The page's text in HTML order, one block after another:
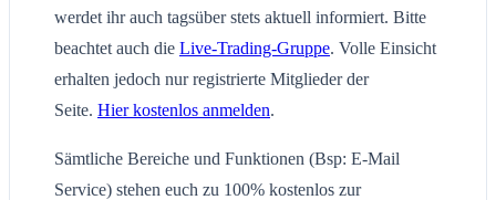
werdet ihr auch tagsüber stets aktuell informiert. Bitte
beachtet auch die Live-Trading-Gruppe. Volle Einsicht
erhalten jedoch nur registrierte Mitglieder der
Seite. Hier kostenlos anmelden.
Sämtliche Bereiche und Funktionen (Bsp: E-Mail
Service) stehen euch zu 100% kostenlos zur